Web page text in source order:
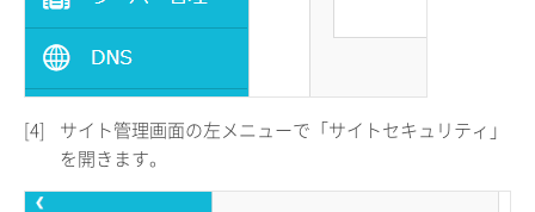
[4]
サイト管理画面の左メニューで「サイトセキュリティ」
を開きます。